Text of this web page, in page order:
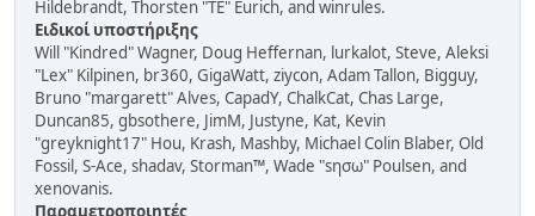
Hildebrandt, Thorsten "TE" Eurich, and winrules.
Ειδικοί υποστήριξης
Will "Kindred" Wagner, Doug Heffernan, lurkalot, Steve, Aleksi
"Lex" Kilpinen, br360, GigaWatt, ziycon, Adam Tallon, Bigguy,
Bruno "margarett" Alves, CapadY, ChalkCat, Chas Large,
Duncan85, gbsothere, JimM, Justyne, Kat, Kevin
"greyknight17" Hou, Krash, Mashby, Michael Colin Blaber, Old
Fossil, S-Ace, shadav, Storman™, Wade "sησω" Poulsen, and
xenovanis.
Παραμετροποιητές